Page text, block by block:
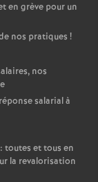
en grève pour un
nos pratiques !
nos
salarial à
toutes et tous en
la revalorisation